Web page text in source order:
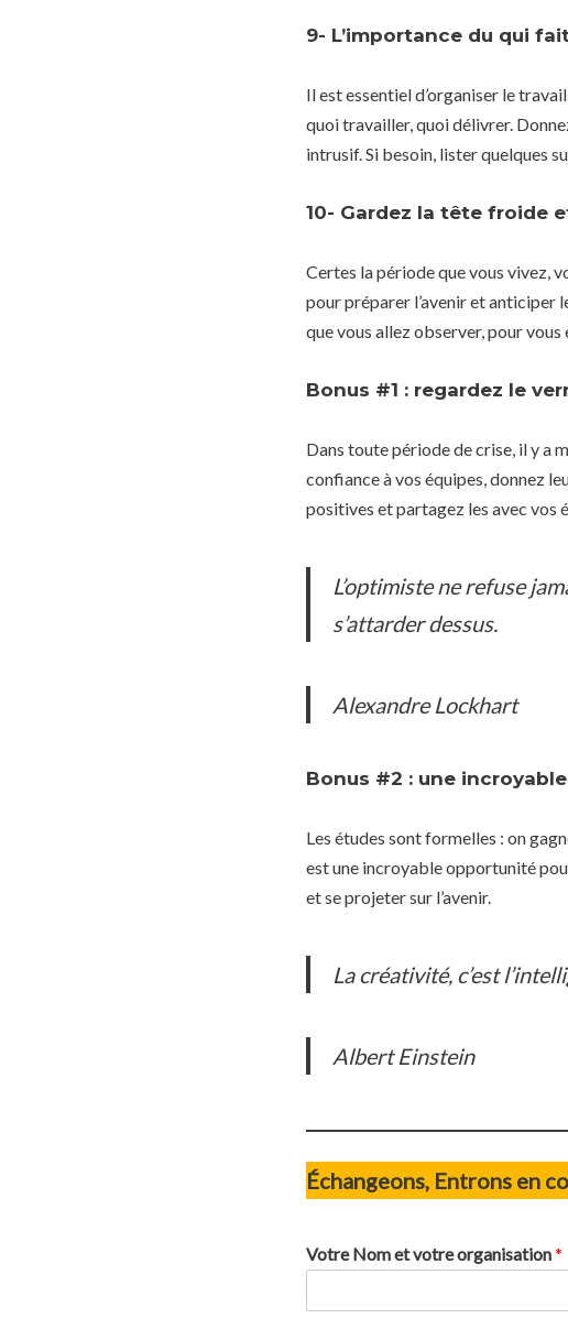
9- L’importance du qui
Il est essentiel d’organiser le
quoi travailler, quoi délivrer.
intrusif. Si besoin, lister quelques
10- Gardez la tête froide
Certes la période que vous vivez,
pour préparer l’avenir et anticiper
que vous allez observer, pour vous
Bonus #1 : regardez le
Dans toute période de crise, il y a
confiance à vos équipes, donnez
positives et partagez les avec vos
L’optimiste ne refuse
s’attarder dessus.
Alexandre Lockhart
Bonus #2 : une
Les études sont formelles : on
est une incroyable opportunité
et se projeter sur l’avenir.
La créativité, c’est
Albert Einstein
Échangeons, Entrons en
Votre Nom et votre organisation*